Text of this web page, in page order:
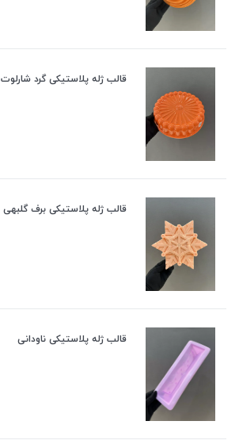
قالب ژله پلاستیکی گرد شارلوت 9003
قالب ژله پلاستیکی برف گلبهی
قالب ژله پلاستیکی ناودانی